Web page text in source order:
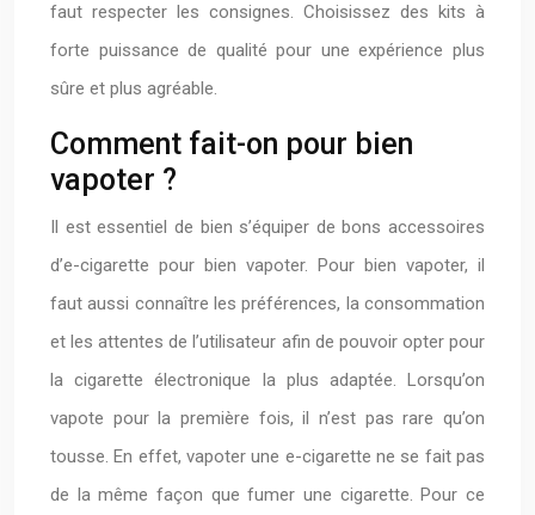
faut respecter les consignes. Choisissez des kits à
forte puissance de qualité pour une expérience plus
sûre et plus agréable.
Comment fait-on pour bien
vapoter ?
Il est essentiel de bien s’équiper de bons accessoires
d’e-cigarette pour bien vapoter. Pour bien vapoter, il
faut aussi connaître les préférences, la consommation
et les attentes de l’utilisateur afin de pouvoir opter pour
la cigarette électronique la plus adaptée. Lorsqu’on
vapote pour la première fois, il n’est pas rare qu’on
tousse. En effet, vapoter une e-cigarette ne se fait pas
de la même façon que fumer une cigarette. Pour ce